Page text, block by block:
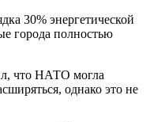
30% энергетической
города полностью
что НАТО могла
однако это не